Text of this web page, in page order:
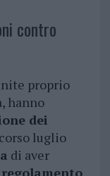
contro
proprio
hanno
dei
luglio
di aver